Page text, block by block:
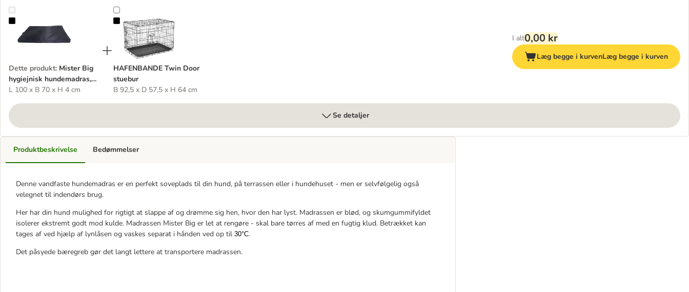
Mister Big hygiejnisk hundemadras, sort
Dette produkt: Mister Big
hygiejnisk hundemadras,
sort
L 100 x B 70 x H 4 cm
HAFENBANDE Twin Door stuebur
HAFENBANDE Twin Door
stuebur
B 92,5 x D 57,5 x H 64 cm
I alt0,00 kr
Læg begge i kurvenLæg begge i kurven
Se detaljer
Produktbeskrivelse
Denne vandfaste hundemadras er en perfekt soveplads til din hund, på terrassen eller i hundehuset - men er selvfølgelig også
velegnet til indendørs brug.
Her har din hund mulighed for rigtigt at slappe af og drømme sig hen, hvor den har lyst. Madrassen er blød, og skumgummifyldet
isolerer ekstremt godt mod kulde. Madrassen Mister Big er let at rengøre - skal bare tørres af med en fugtig klud. Betrækket kan
tages af ved hjælp af lynlåsen og vaskes separat i hånden ved op til 30°C.
Det påsyede bæregreb gør det langt lettere at transportere madrassen.
Bedømmelser